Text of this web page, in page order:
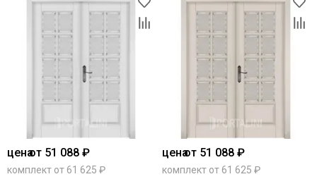
ценаот 51 088 ₽
комплект от 61 625 ₽
ценаот 51 088 ₽
комплект от 61 625 ₽